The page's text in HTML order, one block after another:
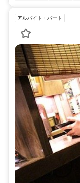
アルバイト・パート